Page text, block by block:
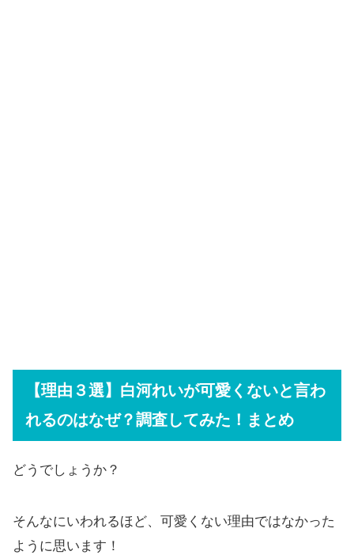
【理由３選】白河れいが可愛くないと言わ
れるのはなぜ？調査してみた！まとめ
どうでしょうか？
そんなにいわれるほど、可愛くない理由ではなかった
ように思います！